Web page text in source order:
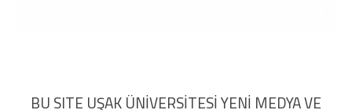
BU SITE UŞAK ÜNİVERSİTESİ YENİ MEDYA VE